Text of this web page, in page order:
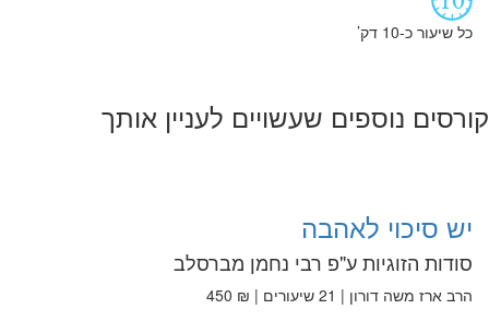
כל שיעור כ-10 דק’
קורסים נוספים שעשויים לעניין אותך
יש סיכוי לאהבה
סודות הזוגיות ע"פ רבי נחמן מברסלב
הרב ארז משה דורון | 21 שיעורים | ₪ 450